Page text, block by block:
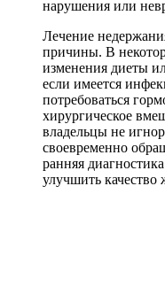
нарушения или
Лечение
причины. В
изменения диеты
если имеется
потребоваться
хирургическое
владельцы не
своевременно
ранняя
улучшить